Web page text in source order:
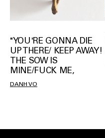
"YOU'RE GONNA DIE
UP THERE/ KEEP AWAY!
THE SOW IS
MINE/FUCK ME,
DANH VO